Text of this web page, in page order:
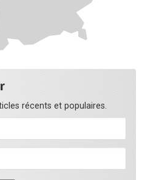
récents et populaires.